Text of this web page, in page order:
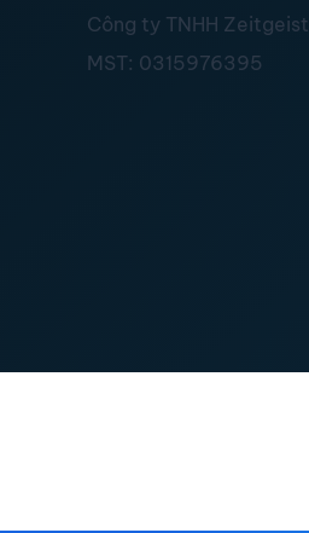
Công ty TNHH Zeitgeist
MST: 0315976395